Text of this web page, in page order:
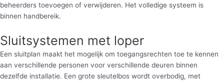
beheerders toevoegen of verwijderen. Het volledige systeem is
binnen handbereik.
Sluitsystemen met loper
Een sluitplan maakt het mogelijk om toegangsrechten toe te kennen
aan verschillende personen voor verschillende deuren binnen
dezelfde installatie. Een grote sleutelbos wordt overbodig, met